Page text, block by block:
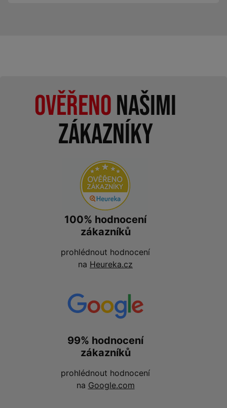
Ověřenonašimi
zákazníky
100% hodnocení
zákazníků
prohlédnout hodnocení
na Heureka.cz
99% hodnocení
zákazníků
prohlédnout hodnocení
na Google.com